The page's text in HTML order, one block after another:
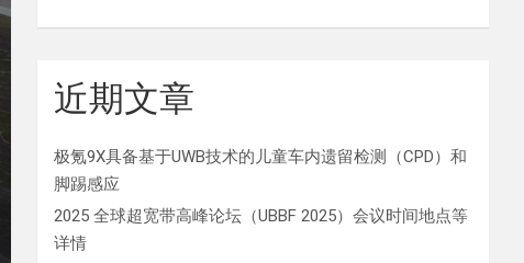
近期文章
极氪9X具备基于UWB技术的儿童车内遗留检测（CPD）和
脚踢感应
2025 全球超宽带高峰论坛（UBBF 2025）会议时间地点等
详情